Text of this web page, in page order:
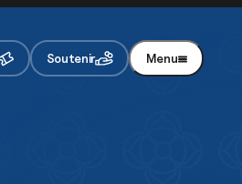
Soutenir Menu